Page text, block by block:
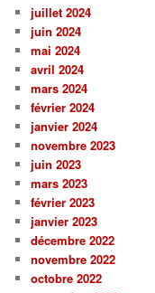
juillet 2024
juin 2024
mai 2024
avril 2024
mars 2024
février 2024
janvier 2024
novembre 2023
juin 2023
mars 2023
février 2023
janvier 2023
décembre 2022
novembre 2022
octobre 2022